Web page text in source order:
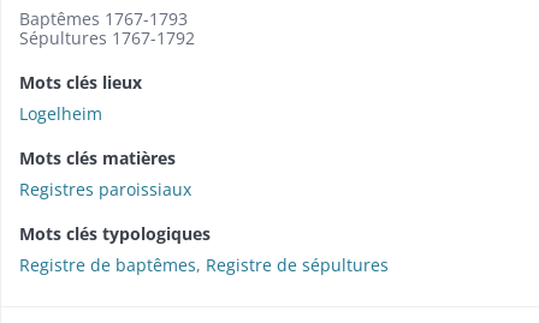
Baptêmes 1767-1793
Sépultures 1767-1792
Mots clés lieux
Logelheim
Mots clés matières
Registres paroissiaux
Mots clés typologiques
Registre de baptêmes, Registre de sépultures